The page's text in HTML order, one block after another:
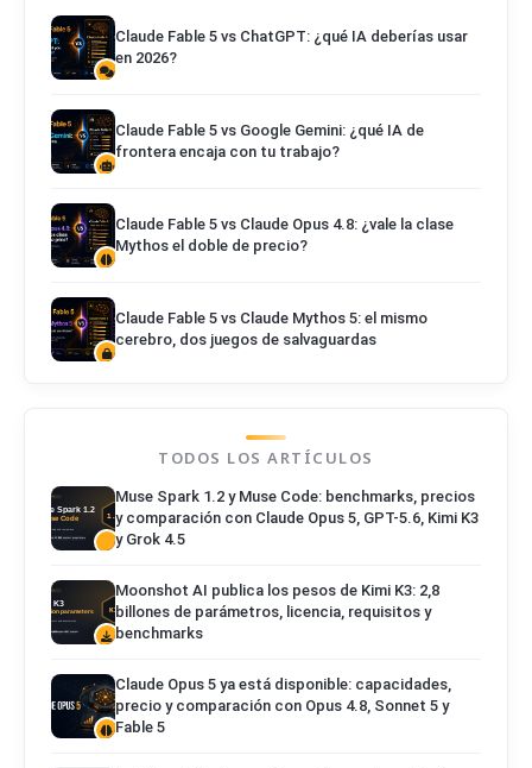
Claude Fable 5 vs ChatGPT: ¿qué IA deberías usar
en 2026?
Claude Fable 5 vs Google Gemini: ¿qué IA de
frontera encaja con tu trabajo?
Claude Fable 5 vs Claude Opus 4.8: ¿vale la clase
Mythos el doble de precio?
Claude Fable 5 vs Claude Mythos 5: el mismo
cerebro, dos juegos de salvaguardas
TODOS LOS ARTÍCULOS
Muse Spark 1.2 y Muse Code: benchmarks, precios
y comparación con Claude Opus 5, GPT-5.6, Kimi K3
y Grok 4.5
Moonshot AI publica los pesos de Kimi K3: 2,8
billones de parámetros, licencia, requisitos y
benchmarks
Claude Opus 5 ya está disponible: capacidades,
precio y comparación con Opus 4.8, Sonnet 5 y
Fable 5